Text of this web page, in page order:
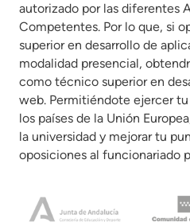
autorizado por las diferentes
Competentes. Por lo que, si
superior en desarrollo de
modalidad presencial,
como técnico superior en
web. Permitiéndote ejercer
los países de la Unión
la universidad y mejorar tu
oposiciones al funcionariado